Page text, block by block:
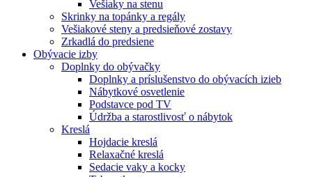
Vešiaky na stenu
Skrinky na topánky a regály
Vešiakové steny a predsieňové zostavy
Zrkadlá do predsiene
Obývacie izby
Doplnky do obývačky
Doplnky a príslušenstvo do obývacích izieb
Nábytkové osvetlenie
Podstavce pod TV
Údržba a starostlivosť o nábytok
Kreslá
Hojdacie kreslá
Relaxačné kreslá
Sedacie vaky a kocky